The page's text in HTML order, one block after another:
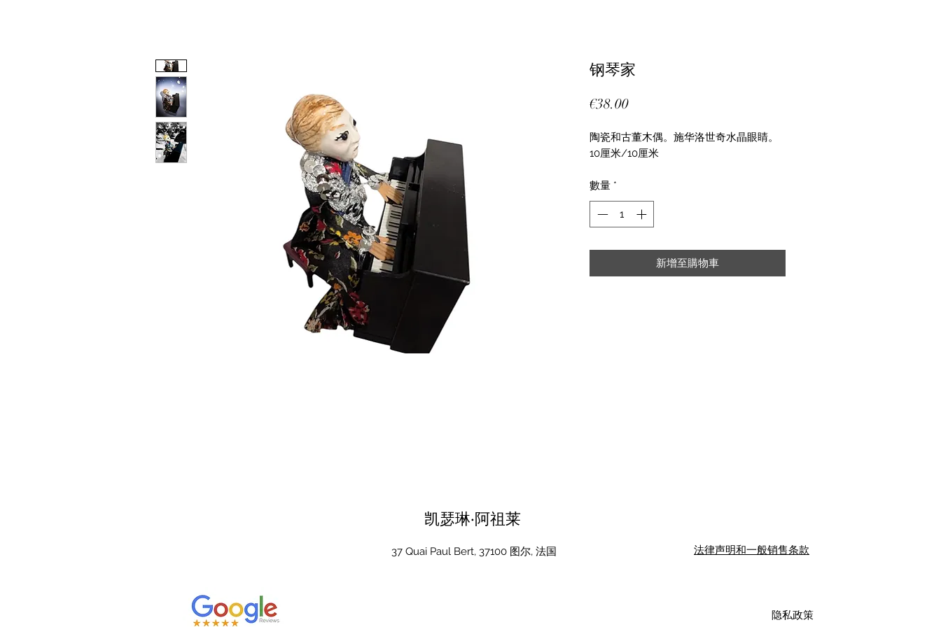
钢琴家
€38.00價
陶瓷和古董木偶。施华洛世奇水晶眼睛。
10厘米/10厘米
數量 *
新增至購物車
凯瑟琳·阿祖莱
37 Quai Paul Bert, 37100 图尔, 法国 法律声明和一般销售条款
隐私政策